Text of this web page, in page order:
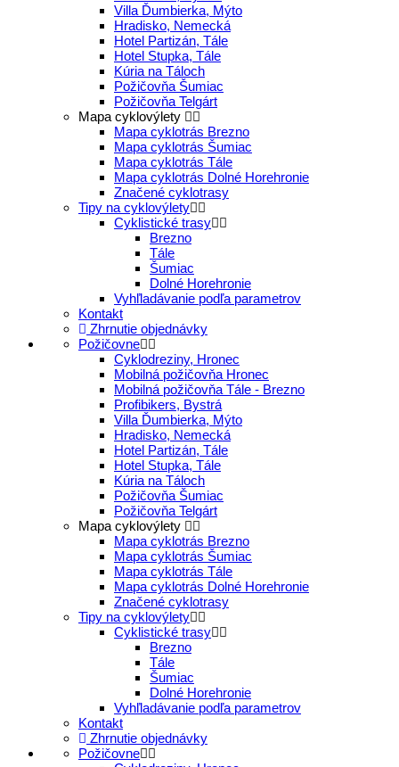
Villa Ďumbierka, Mýto
Hradisko, Nemecká
Hotel Partizán, Tále
Hotel Stupka, Tále
Kúria na Táloch
Požičovňa Šumiac
Požičovňa Telgárt
Mapa cyklovýlety
Mapa cyklotrás Brezno
Mapa cyklotrás Šumiac
Mapa cyklotrás Tále
Mapa cyklotrás Dolné Horehronie
Značené cyklotrasy
Tipy na cyklovýlety
Cyklistické trasy
Brezno
Tále
Šumiac
Dolné Horehronie
Vyhľladávanie podľa parametrov
Kontakt
Zhrnutie objednávky
Požičovne
Cyklodreziny, Hronec
Mobilná požičovňa Hronec
Mobilná požičovňa Tále - Brezno
Profibikers, Bystrá
Villa Ďumbierka, Mýto
Hradisko, Nemecká
Hotel Partizán, Tále
Hotel Stupka, Tále
Kúria na Táloch
Požičovňa Šumiac
Požičovňa Telgárt
Mapa cyklovýlety
Mapa cyklotrás Brezno
Mapa cyklotrás Šumiac
Mapa cyklotrás Tále
Mapa cyklotrás Dolné Horehronie
Značené cyklotrasy
Tipy na cyklovýlety
Cyklistické trasy
Brezno
Tále
Šumiac
Dolné Horehronie
Vyhľladávanie podľa parametrov
Kontakt
Zhrnutie objednávky
Požičovne